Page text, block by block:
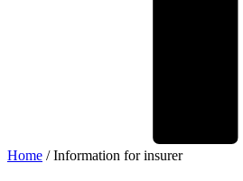
Home /Information for insurer